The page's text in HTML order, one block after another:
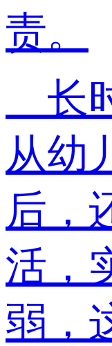
责。
长
从幼
后，
活，
弱，